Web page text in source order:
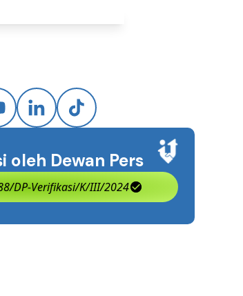
oleh Dewan Pers
DP-Verifikasi/K/III/2024